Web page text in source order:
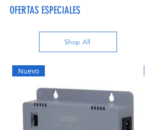
OFERTAS ESPECIALES
Shop All
Nuevo